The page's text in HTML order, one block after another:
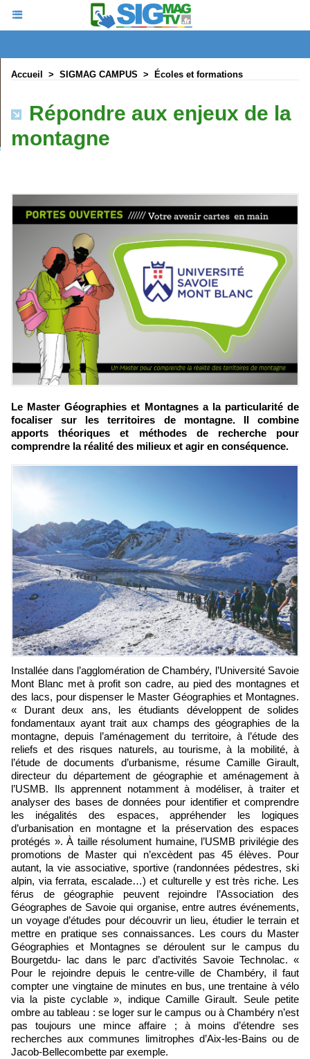
Accueil > SIGMAG CAMPUS > Écoles et formations
Répondre aux enjeux de la
montagne
Le Master Géographies et Montagnes a la particularité de
focaliser sur les territoires de montagne. Il combine
apports théoriques et méthodes de recherche pour
comprendre la réalité des milieux et agir en conséquence.
Installée dans l’agglomération de Chambéry, l’Université Savoie
Mont Blanc met à profit son cadre, au pied des montagnes et
des lacs, pour dispenser le Master Géographies et Montagnes.
« Durant deux ans, les étudiants développent de solides
fondamentaux ayant trait aux champs des géographies de la
montagne, depuis l’aménagement du territoire, à l’étude des
reliefs et des risques naturels, au tourisme, à la mobilité, à
l’étude de documents d’urbanisme, résume Camille Girault,
directeur du département de géographie et aménagement à
l’USMB. Ils apprennent notamment à modéliser, à traiter et
analyser des bases de données pour identifier et comprendre
les inégalités des espaces, appréhender les logiques
d’urbanisation en montagne et la préservation des espaces
protégés ». À taille résolument humaine, l’USMB privilégie des
promotions de Master qui n’excèdent pas 45 élèves. Pour
autant, la vie associative, sportive (randonnées pédestres, ski
alpin, via ferrata, escalade…) et culturelle y est très riche. Les
férus de géographie peuvent rejoindre l’Association des
Géographes de Savoie qui organise, entre autres événements,
un voyage d’études pour découvrir un lieu, étudier le terrain et
mettre en pratique ses connaissances. Les cours du Master
Géographies et Montagnes se déroulent sur le campus du
Bourgetdu- lac dans le parc d’activités Savoie Technolac. «
Pour le rejoindre depuis le centre-ville de Chambéry, il faut
compter une vingtaine de minutes en bus, une trentaine à vélo
via la piste cyclable », indique Camille Girault. Seule petite
ombre au tableau : se loger sur le campus ou à Chambéry n’est
pas toujours une mince affaire ; à moins d’étendre ses
recherches aux communes limitrophes d’Aix-les-Bains ou de
Jacob-Bellecombette par exemple.